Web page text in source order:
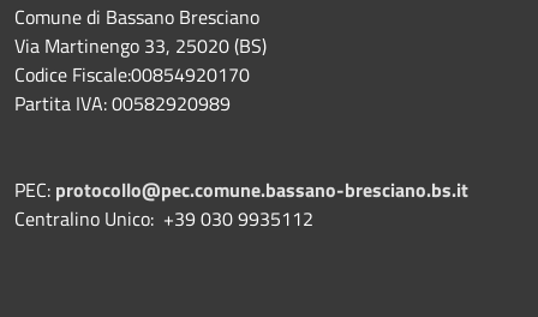
Comune di Bassano Bresciano
Via Martinengo 33, 25020 (BS)
Codice Fiscale:00854920170
Partita IVA: 00582920989
PEC: protocollo@pec.comune.bassano-bresciano.bs.it
Centralino Unico: +39 030 9935112